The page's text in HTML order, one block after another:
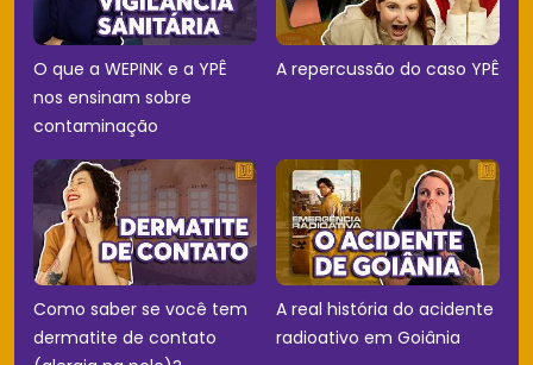
O que a WEPINK e a YPÊ
nos ensinam sobre
contaminação
A repercussão do caso YPÊ
Como saber se você tem
dermatite de contato
A real história do acidente
radioativo em Goiânia